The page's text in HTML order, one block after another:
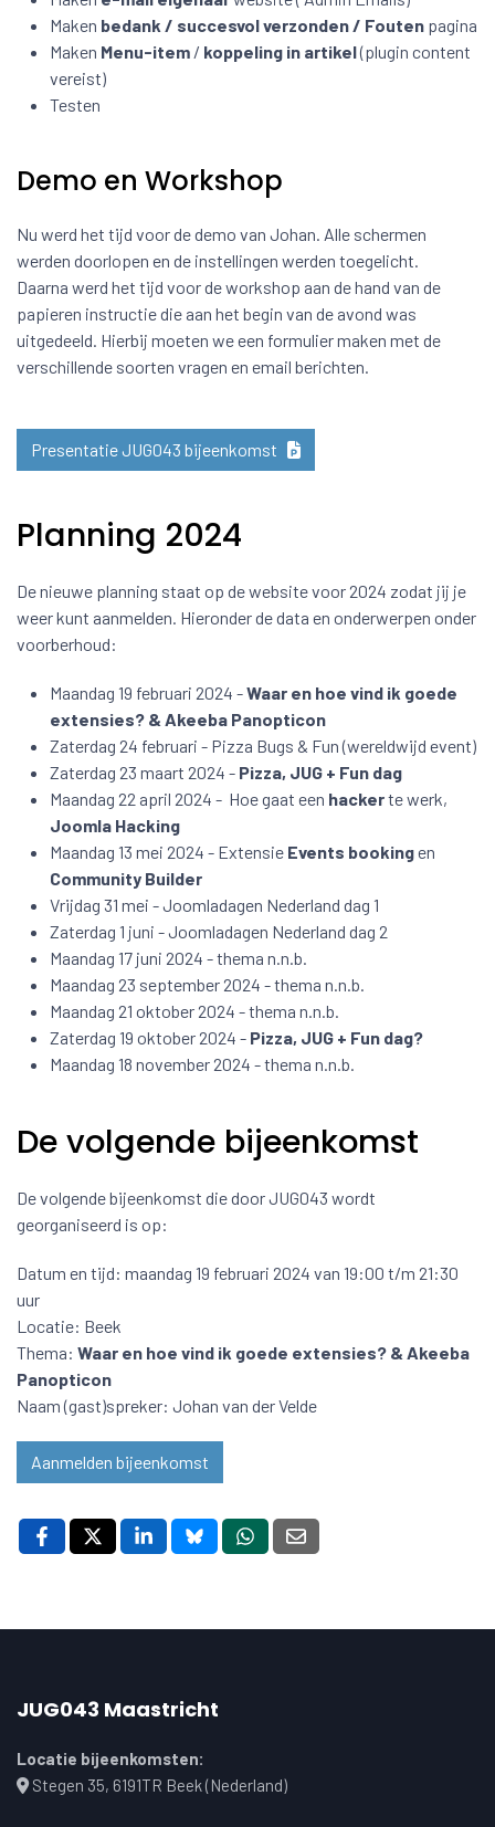
Maken bedank / succesvol verzonden / Fouten pagina
Maken Menu-item / koppeling in artikel(plugin content
vereist)
Testen
Demo en Workshop
Nu werd het tijd voor de demo van Johan. Alle schermen
werden doorlopen en de instellingen werden toegelicht.
Daarna werd het tijd voor de workshop aan de hand van de
papieren instructie die aan het begin van de avond was
uitgedeeld. Hierbij moeten we een formulier maken met de
verschillende soorten vragen en email berichten.
Presentatie JUG043 bijeenkomst
Planning 2024
De nieuwe planning staat op de website voor 2024 zodat jij je
weer kunt aanmelden. Hieronder de data en onderwerpen onder
voorberhoud:
Maandag 19 februari 2024 -Waar en hoe vind ik goede
extensies? & Akeeba Panopticon
Zaterdag 24 februari - Pizza Bugs & Fun (wereldwijd event)
Zaterdag 23 maart 2024 - Pizza, JUG + Fun dag
Maandag 22 april 2024 - Hoe gaat een hackerte werk,
Joomla Hacking
Maandag 13 mei 2024 - Extensie Events bookingen
Community Builder
Vrijdag 31 mei - Joomladagen Nederland dag 1
Zaterdag 1 juni - Joomladagen Nederland dag 2
Maandag 17 juni 2024 - thema n.n.b.
Maandag 23 september 2024 - thema n.n.b.
Maandag 21 oktober 2024 - thema n.n.b.
Zaterdag 19 oktober 2024 - Pizza, JUG + Fun dag?
Maandag 18 november 2024 - thema n.n.b.
De volgende bijeenkomst
De volgende bijeenkomst die door JUG043 wordt
georganiseerd is op:
Datum en tijd: maandag 19 februari 2024 van 19:00 t/m 21:30
uur
Locatie: Beek
Thema: Waar en hoe vind ik goede extensies? & Akeeba
Panopticon
Naam (gast)spreker: Johan van der Velde
Aanmelden bijeenkomst
JUG043 Maastricht
Locatie bijeenkomsten:
Stegen 35, 6191TR Beek (Nederland)